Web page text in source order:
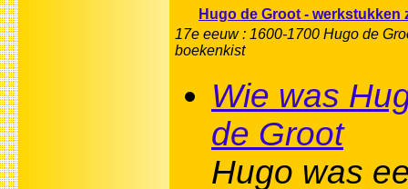
Hugo de Groot - werkstukken
17e eeuw : 1600-1700 Hugo de
boekenkist
Wie was
de Groot
Hugo was